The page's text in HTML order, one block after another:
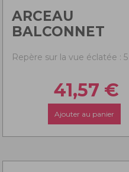
ARCEAU
BALCONNET
Repère sur la vue éclatée : 5
41,57 €
Ajouter au panier